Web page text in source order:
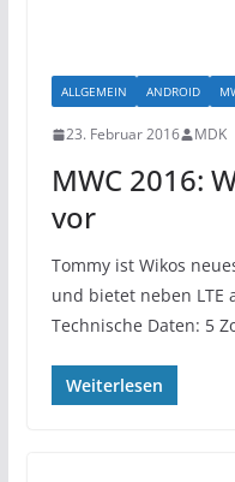
ALLGEMEIN ANDROID
23. Februar 2016 MDK
MWC 2016:
vor
Tommy ist Wikos
und bietet neben LTE
Technische Daten: 5
Weiterlesen